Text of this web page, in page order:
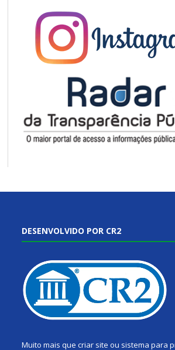
DESENVOLVIDO POR CR2
Muito mais que criar site ou sistema para